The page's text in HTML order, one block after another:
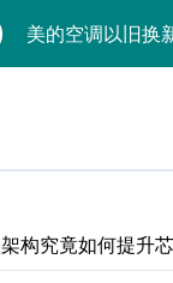
美的空调以旧换
黄金瞬间冲破
特斯拉中国卖第
Xbox七月大崩
构究竟如何提升